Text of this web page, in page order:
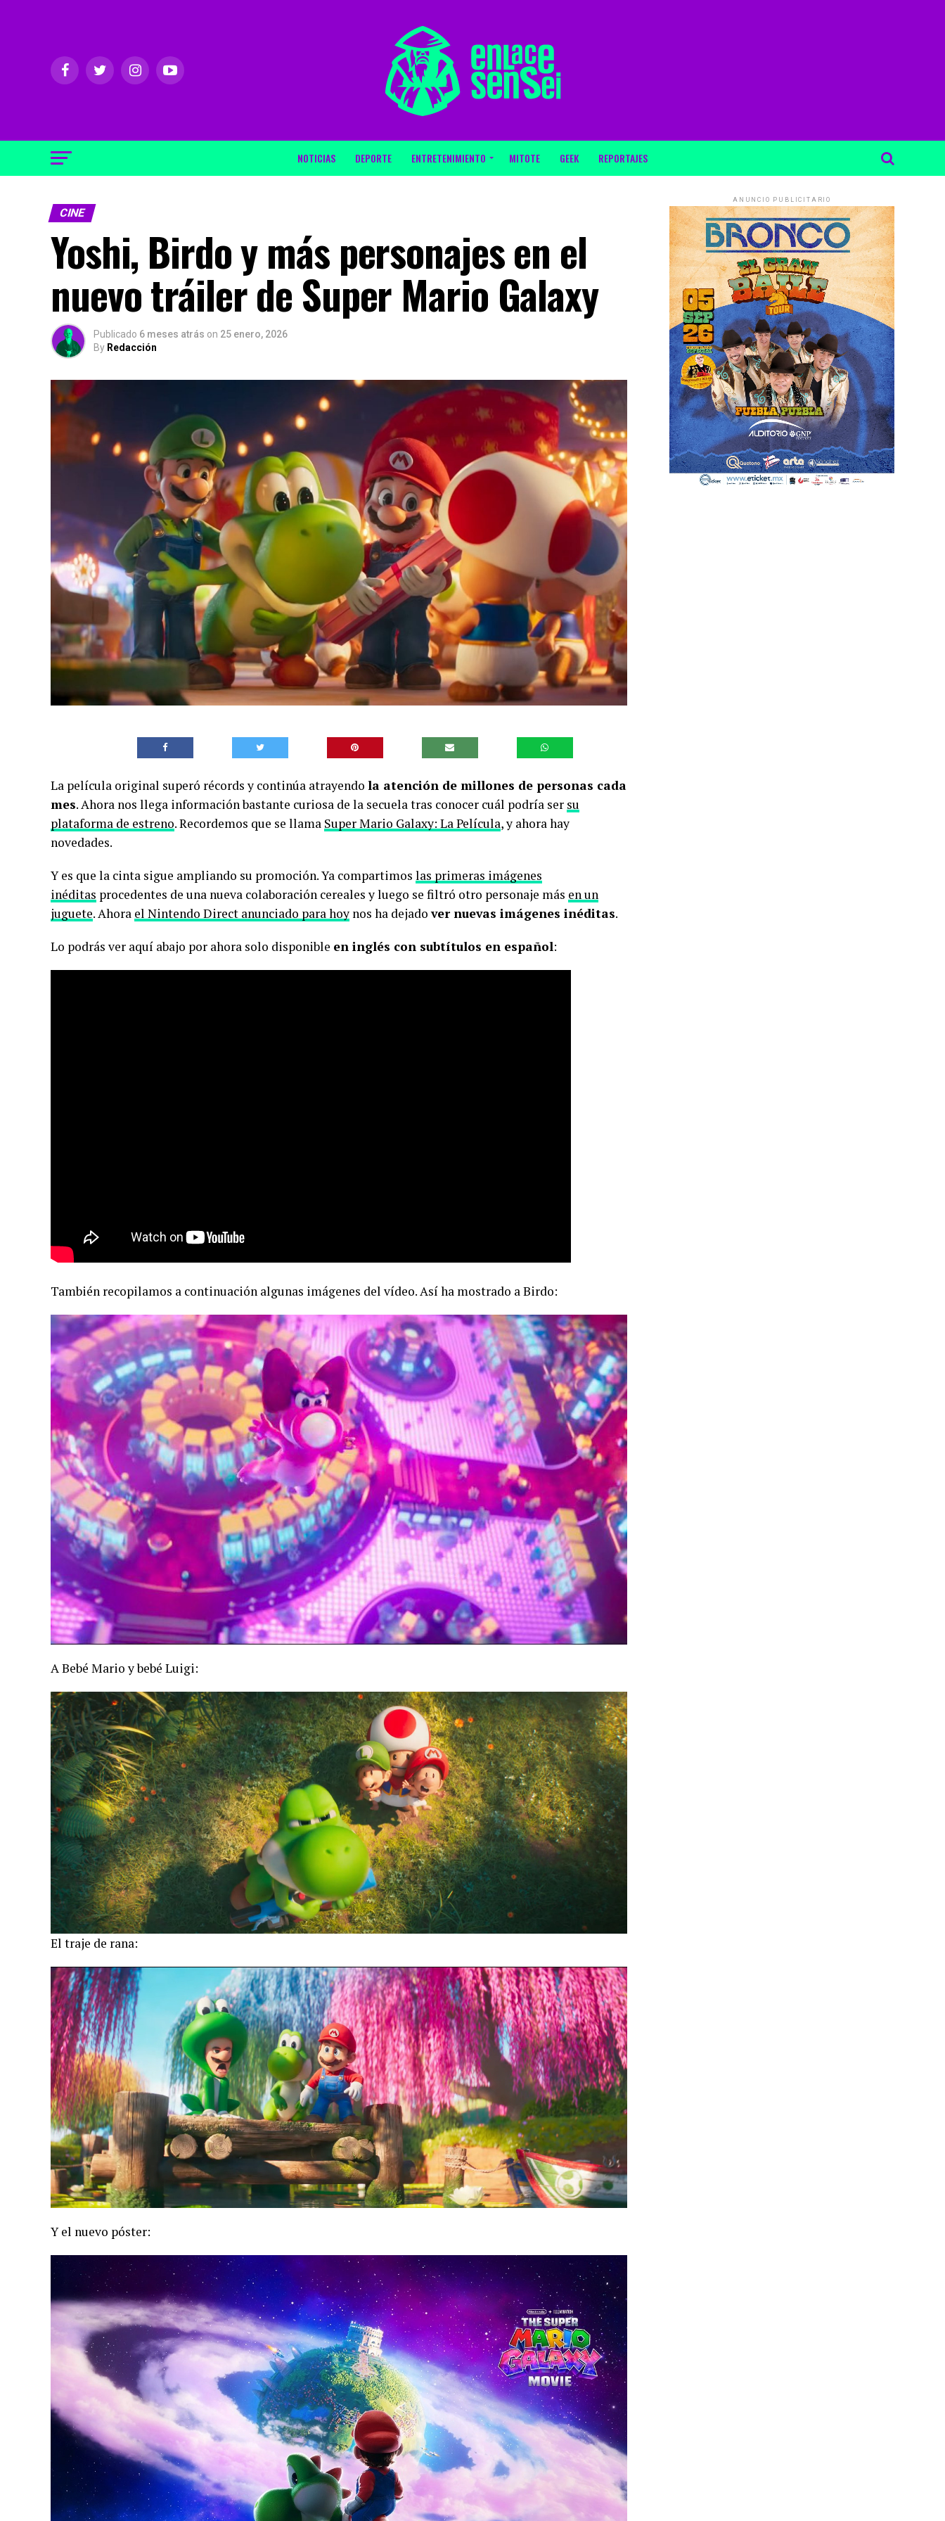
NOTICIAS DEPORTE ENTRETENIMIENTO MITOTE GEEK REPORTAJES
CINE
Yoshi, Birdo y más personajes en el
nuevo tráiler de Super Mario Galaxy
Publicado 6 meses atrás on 25 enero, 2026
By Redacción
La película original superó récords y continúa atrayendo la atención de millones de personas cada
mes. Ahora nos llega información bastante curiosa de la secuela tras conocer cuál podría ser su
plataforma de estreno. Recordemos que se llama Super Mario Galaxy: La Película, y ahora hay
novedades.
Y es que la cinta sigue ampliando su promoción. Ya compartimos las primeras imágenes
inéditas procedentes de una nueva colaboración cereales y luego se filtró otro personaje más en un
juguete. Ahora el Nintendo Direct anunciado para hoy nos ha dejadover nuevas imágenes inéditas.
Lo podrás ver aquí abajo por ahora solo disponible en inglés con subtítulos en español:
También recopilamos a continuación algunas imágenes del vídeo. Así ha mostrado a Birdo:
A Bebé Mario y bebé Luigi:
El traje de rana:
Y el nuevo póster:
ANUNCIO PUBLICITARIO